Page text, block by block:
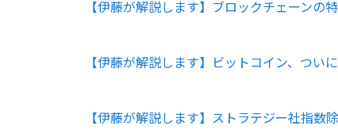
【伊藤が解説します】ブロックチェーンの
【伊藤が解説します】ビットコイン、つい
【伊藤が解説します】ストラテジー社指数